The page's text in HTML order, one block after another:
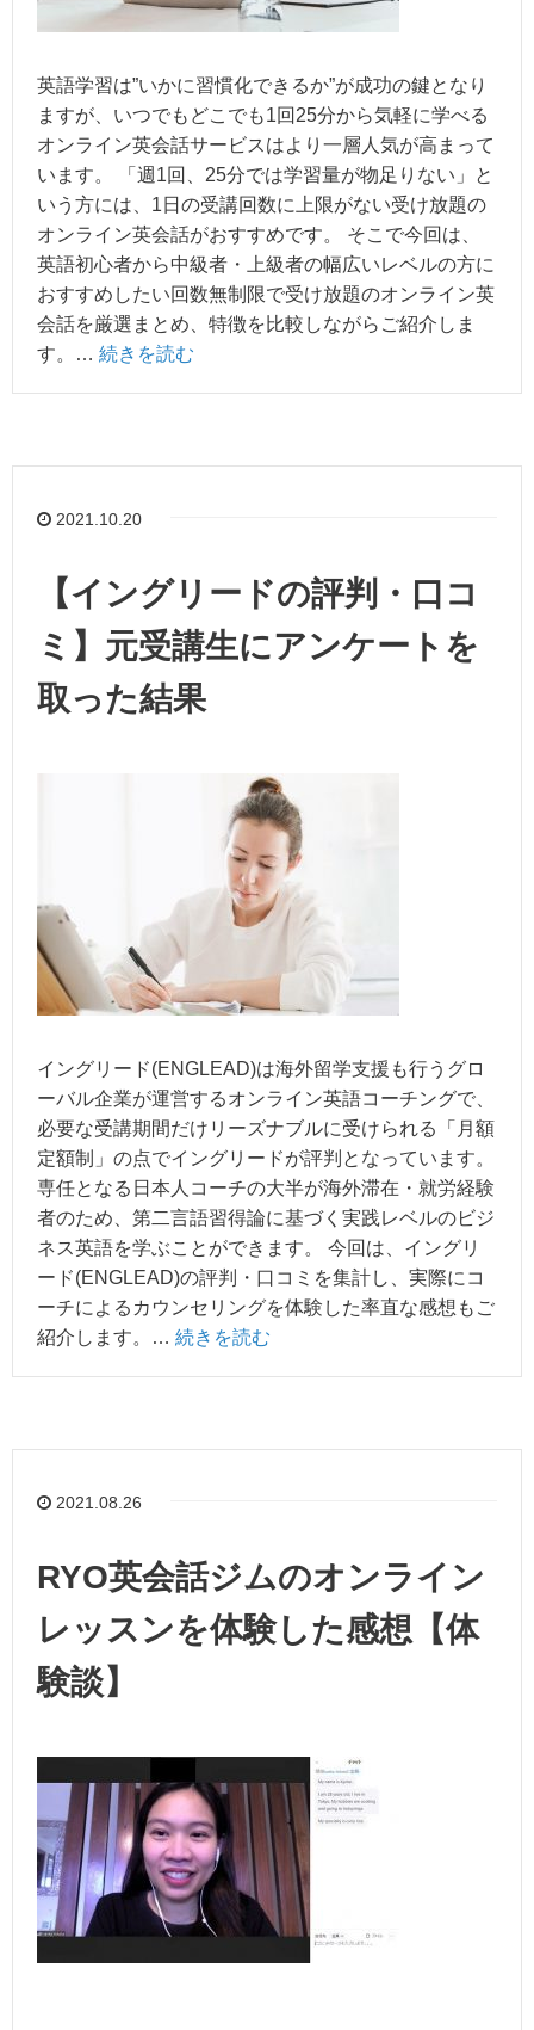
英語学習は”いかに習慣化できるか”が成功の鍵となり
ますが、いつでもどこでも1回25分から気軽に学べる
オンライン英会話サービスはより一層人気が高まって
います。 「週1回、25分では学習量が物足りない」と
いう方には、1日の受講回数に上限がない受け放題の
オンライン英会話がおすすめです。 そこで今回は、
英語初心者から中級者・上級者の幅広いレベルの方に
おすすめしたい回数無制限で受け放題のオンライン英
会話を厳選まとめ、特徴を比較しながらご紹介しま
す。… 続きを読む
2021.10.20
【イングリードの評判・口コ
ミ】元受講生にアンケートを
取った結果
イングリード(ENGLEAD)は海外留学支援も行うグロ
ーバル企業が運営するオンライン英語コーチングで、
必要な受講期間だけリーズナブルに受けられる「月額
定額制」の点でイングリードが評判となっています。
専任となる日本人コーチの大半が海外滞在・就労経験
者のため、第二言語習得論に基づく実践レベルのビジ
ネス英語を学ぶことができます。 今回は、イングリ
ード(ENGLEAD)の評判・口コミを集計し、実際にコ
ーチによるカウンセリングを体験した率直な感想もご
紹介します。… 続きを読む
2021.08.26
RYO英会話ジムのオンライン
レッスンを体験した感想【体
験談】